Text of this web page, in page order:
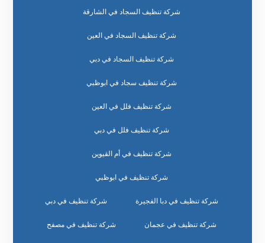
شركة تنظيف السجاد في الشارقة
شركة تنظيف السجاد في العين
شركة تنظيف السجاد في دبي
شركة تنظيف سجاد في ابوظبي
شركة تنظيف فلل في العين
شركة تنظيف فلل في دبي
شركة تنظيف في أم القيوين
شركة تنظيف في ابوظبي
شركة تنظيف في دبا الفجيرة شركة تنظيف في دبي
شركة تنظيف في عجمان شركة تنظيف في مصفح